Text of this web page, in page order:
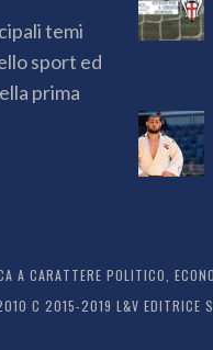
temi
sport ed
prima
A CARATTERE POLITICO,
C 2015-2019 L&V EDITRICE